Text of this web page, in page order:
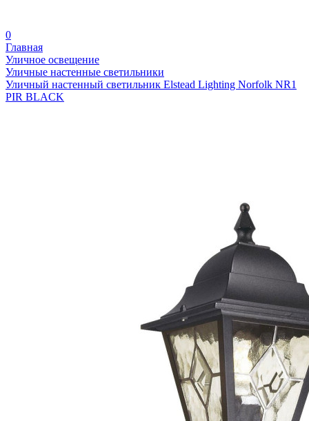
0
Главная
Уличное освещение
Уличные настенные светильники
Уличный настенный светильник Elstead Lighting Norfolk NR1
PIR BLACK